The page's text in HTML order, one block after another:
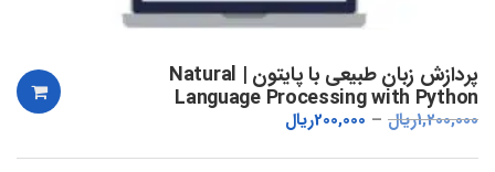
پردازش زبان طبیعی با پایتون | Natural
Language Processing with Python
1,200,000ریال 200,000ریال